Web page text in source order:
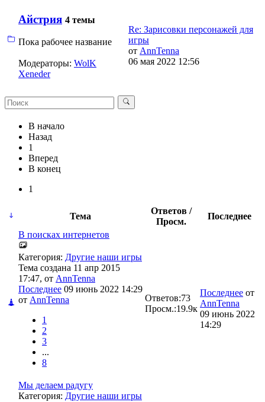
Айстрия 4 темы
Пока рабочее название
Модераторы: WolK
Xeneder
Re: Зарисовки персонажей для
игры
от AnnTenna
06 мая 2022 12:56
В начало
Назад
1
Вперед
В конец
1
Тема
Ответов /
Просм.
Последнее
В поисках интернетов
Категория: Другие наши игры
Тема создана 11 апр 2015
17:47, от AnnTenna
Последнее 09 июнь 2022 14:29
от AnnTenna
1
2
3
...
8
Ответов:73
Просм.:19.9к
Последнее от
AnnTenna
09 июнь 2022
14:29
Мы делаем радугу
Категория: Другие наши игры